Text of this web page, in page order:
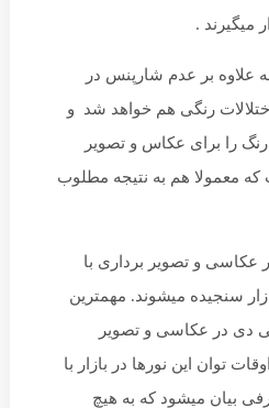
میگیرند .
علاوه بر عدم شارپنس در
رنگی هم خواهد شد و
را برای عکاس و تصویر
که معمولا هم به نتیجه مطلوب
عکاسی و تصویر برداری با
سنجیده میشوند. مهمترین
دی در عکاسی و تصویر
توان این نورها در بازار با
بیان میشود که به هیچ